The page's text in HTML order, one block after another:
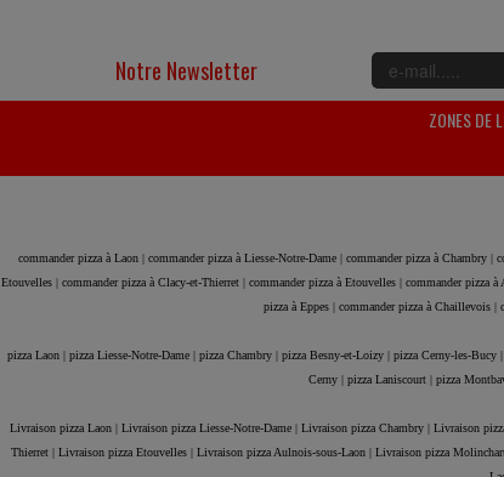
Notre Newsletter
ZONES DE
commander pizza à Laon | commander pizza à Liesse-Notre-Dame | commander pizza à Chambry |
Etouvelles | commander pizza à Clacy-et-Thierret | commander pizza à Etouvelles | commander pizza à
pizza à Eppes | commander pizza à Chaillevois |
pizza Laon | pizza Liesse-Notre-Dame | pizza Chambry | pizza Besny-et-Loizy | pizza Cerny-les-Bucy |
Cerny | pizza Laniscourt | pizza
Livraison pizza Laon | Livraison pizza Liesse-Notre-Dame | Livraison pizza Chambry | Livraison
Thierret | Livraison pizza Etouvelles | Livraison pizza Aulnois-sous-Laon | Livraison pizza